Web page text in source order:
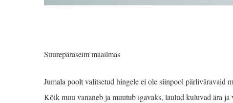
Suurepäraseim maailmas
Jumala poolt valitsetud hingele ei ole siinpool pärliväravaid
Kõik muu vananeb ja muutub igavaks, laulud kuluvad ära